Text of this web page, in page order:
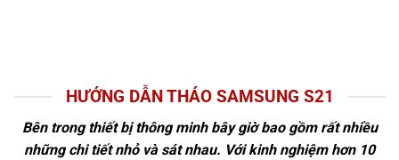
HƯỚNG DẪN THÁO SAMSUNG S21
Bên trong thiết bị thông minh bây giờ bao gồm rất nhiều
những chi tiết nhỏ và sát nhau. Với kinh nghiệm hơn 10